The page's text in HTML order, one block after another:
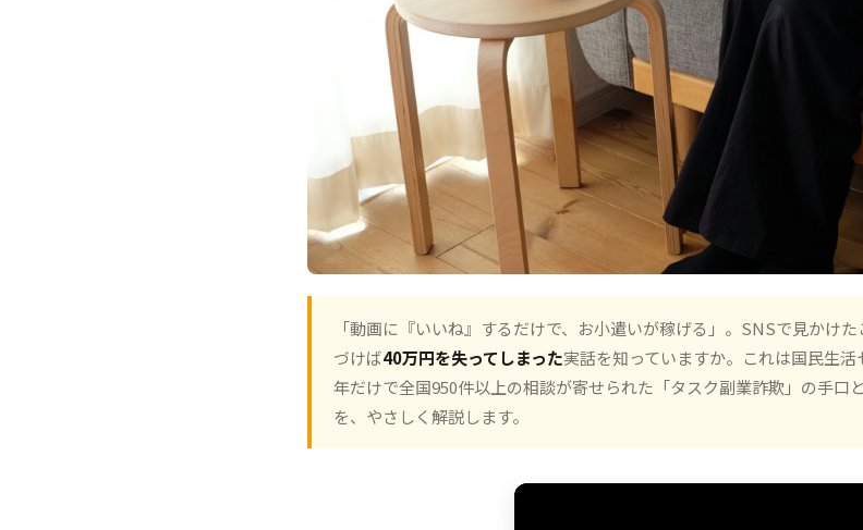
「動画に『いいね』するだけで、お小遣いが稼げる」。SNSで見かけ
づけば40万円を失ってしまった実話を知っていますか。これは国民生
年だけで全国950件以上の相談が寄せられた「タスク副業詐欺」の手口
を、やさしく解説します。